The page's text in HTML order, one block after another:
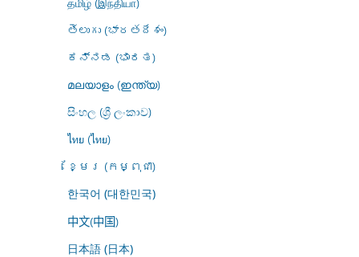
తెలుగు (భారతదేశం)
ಕನ್ನಡ (ಭಾರತ)
മലയാളം (ഇന്ത്യ)
සිංහල (ශ්‍රී ලංකාව)
ไทย (ไทย)
ខ្មែរ (កម្ពុជា)
한국어 (대한민국)
中文(中国)
日本語 (日本)